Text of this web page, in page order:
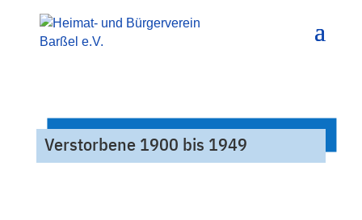
Verstorbene 1900 bis 1949